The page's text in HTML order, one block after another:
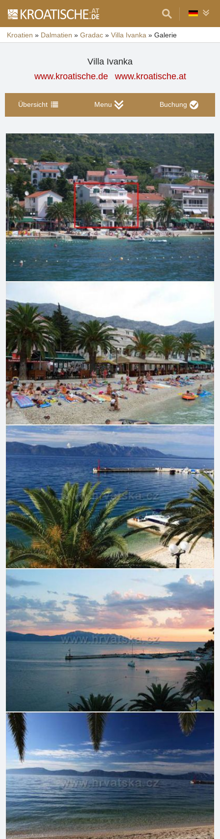
Kroatien » Dalmatien » Gradac » Villa Ivanka » Galerie
Villa Ivanka
www.kroatische.de
www.kroatische.at
Übersicht Menu Buchung